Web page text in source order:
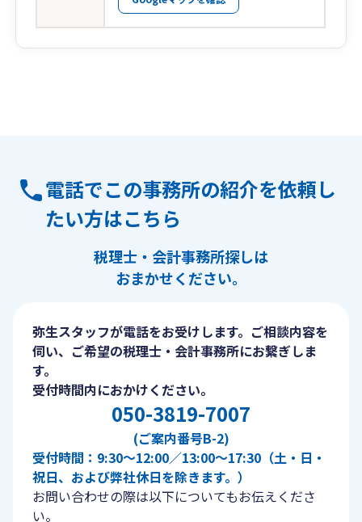
電話でこの事務所の紹介を依頼し
たい方はこちら
税理士・会計事務所探しは
おまかせください。
弥生スタッフが電話をお受けします。ご相談内容を
伺い、ご希望の税理士・会計事務所にお繋ぎしま
す。
受付時間内におかけください。
050-3819-7007
(ご案内番号B-2)
受付時間：9:30〜12:00／13:00〜17:30（土・日・
祝日、および弊社休日を除きます。）
お問い合わせの際は以下についてもお伝えくださ
い。